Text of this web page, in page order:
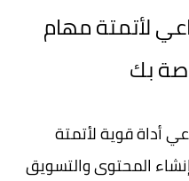
لأتمتة مهام
بك
أداة قوية لأتمتة
المحتوى والتسويق